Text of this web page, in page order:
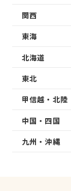
関西
東海
北海道
東北
甲信越・北陸
中国・四国
九州・沖縄